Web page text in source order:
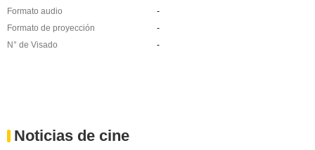
Formato audio
-
Formato de proyección
-
N° de Visado
-
Noticias de cine